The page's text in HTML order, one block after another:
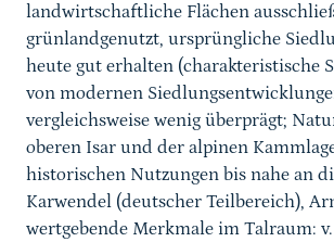
landwirtschaftliche Flächen
grünlandgenutzt, ursprüngliche
heute gut erhalten (charakteristische
von modernen
vergleichsweise wenig überprägt;
oberen Isar und der alpinen
historischen Nutzungen bis nahe an
Karwendel (deutscher Teilbereich),
wertgebende Merkmale im Talraum: